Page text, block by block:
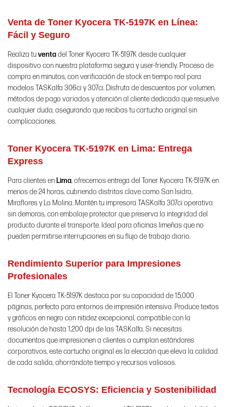
Venta de Toner Kyocera TK-5197K en Línea:
Fácil y Seguro
Realiza tuventadel Toner Kyocera TK-5197K desde cualquier
dispositivo con nuestra plataforma segura y user-friendly. Proceso de
compra en minutos, con verificación de stock en tiempo real para
modelos TASKalfa 306ci y 307ci. Disfruta de descuentos por volumen,
métodos de pago variados y atención al cliente dedicada que resuelve
cualquier duda, asegurando que recibas tu cartucho original sin
complicaciones.
Toner Kyocera TK-5197K en Lima: Entrega
Express
Para clientes en Lima, ofrecemos entrega del Toner Kyocera TK-5197K en
menos de 24 horas, cubriendo distritos clave como San Isidro,
Miraflores y La Molina. Mantén tu impresora TASKalfa 307ci operativa
sin demoras, con embalaje protector que preserva la integridad del
producto durante el transporte. Ideal para oficinas limeñas que no
pueden permitirse interrupciones en su flujo de trabajo diario.
Rendimiento Superior para Impresiones
Profesionales
El Toner Kyocera TK-5197K destaca por su capacidad de 15,000
páginas, perfecto para entornos de impresión intensiva. Produce textos
y gráficos en negro con nitidez excepcional, compatible con la
resolución de hasta 1,200 dpi de las TASKalfa. Si necesitas
documentos que impresionen a clientes o cumplan estándares
corporativos, este cartucho original es la elección que eleva la calidad
de cada salida, ahorrándote tiempo y recursos valiosos.
Tecnología ECOSYS: Eficiencia y Sostenibilidad